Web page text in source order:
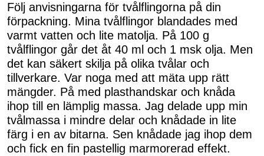
Följ anvisningarna för tvålflingorna på din
förpackning. Mina tvålflingor blandades med
varmt vatten och lite matolja. På 100 g
tvålflingor går det åt 40 ml och 1 msk olja. Men
det kan säkert skilja på olika tvålar och
tillverkare. Var noga med att mäta upp rätt
mängder. På med plasthandskar och knåda
ihop till en lämplig massa. Jag delade upp min
tvålmassa i mindre delar och knådade in lite
färg i en av bitarna. Sen knådade jag ihop dem
och fick en fin pastellig marmorerad effekt.